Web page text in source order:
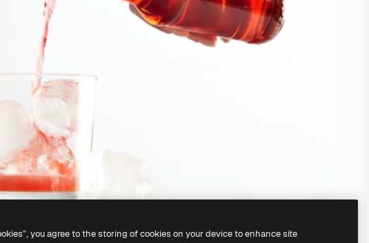
you agree to the storing of cookies on your device to enhance site